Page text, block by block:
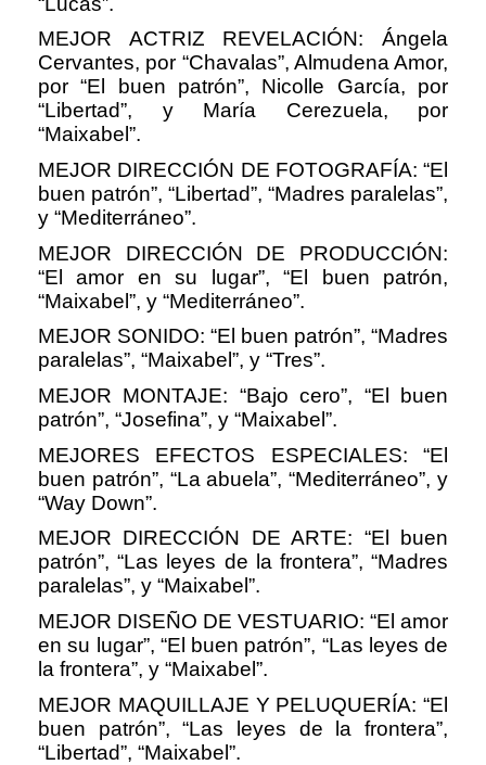
MEJOR ACTRIZ REVELACIÓN: Ángela
Cervantes, por “Chavalas”, Almudena Amor,
por “El buen patrón”, Nicolle García, por
“Libertad”, y María Cerezuela, por
“Maixabel”.
MEJOR DIRECCIÓN DE FOTOGRAFÍA: “El
buen patrón”, “Libertad”, “Madres paralelas”,
y “Mediterráneo”.
MEJOR DIRECCIÓN DE PRODUCCIÓN:
“El amor en su lugar”, “El buen patrón,
“Maixabel”, y “Mediterráneo”.
MEJOR SONIDO: “El buen patrón”, “Madres
paralelas”, “Maixabel”, y “Tres”.
MEJOR MONTAJE: “Bajo cero”, “El buen
patrón”, “Josefina”, y “Maixabel”.
MEJORES EFECTOS ESPECIALES: “El
buen patrón”, “La abuela”, “Mediterráneo”, y
“Way Down”.
MEJOR DIRECCIÓN DE ARTE: “El buen
patrón”, “Las leyes de la frontera”, “Madres
paralelas”, y “Maixabel”.
MEJOR DISEÑO DE VESTUARIO: “El amor
en su lugar”, “El buen patrón”, “Las leyes de
la frontera”, y “Maixabel”.
MEJOR MAQUILLAJE Y PELUQUERÍA: “El
buen patrón”, “Las leyes de la frontera”,
“Libertad”, “Maixabel”.